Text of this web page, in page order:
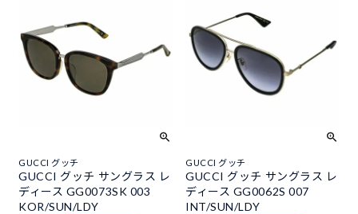
GUCCI グッチ
GUCCI グッチ サングラス レ
ディース GG0073SK 003
KOR/SUN/LDY
GUCCI グッチ
GUCCI グッチ サングラス レ
ディース GG0062S 007
INT/SUN/LDY